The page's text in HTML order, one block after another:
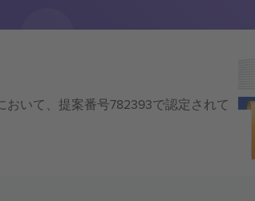
いて、提案番号782393で認定されて